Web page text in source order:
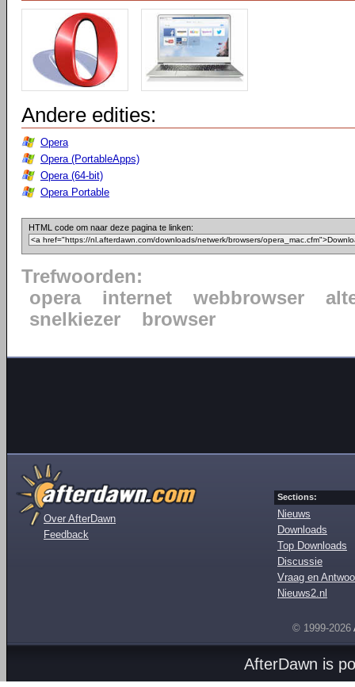
Andere edities:
Opera
Opera (PortableApps)
Opera (64-bit)
Opera Portable
HTML code om naar deze pagina te linken:
Trefwoorden:
opera
internet webbrowser
snelkiezer
browser
Over AfterDawn
Feedback
Sections:
Nieuws
Downloads
Top Downloads
Discussie
Vraag en
Nieuws2.nl
© 1999-2026
AfterDawn is